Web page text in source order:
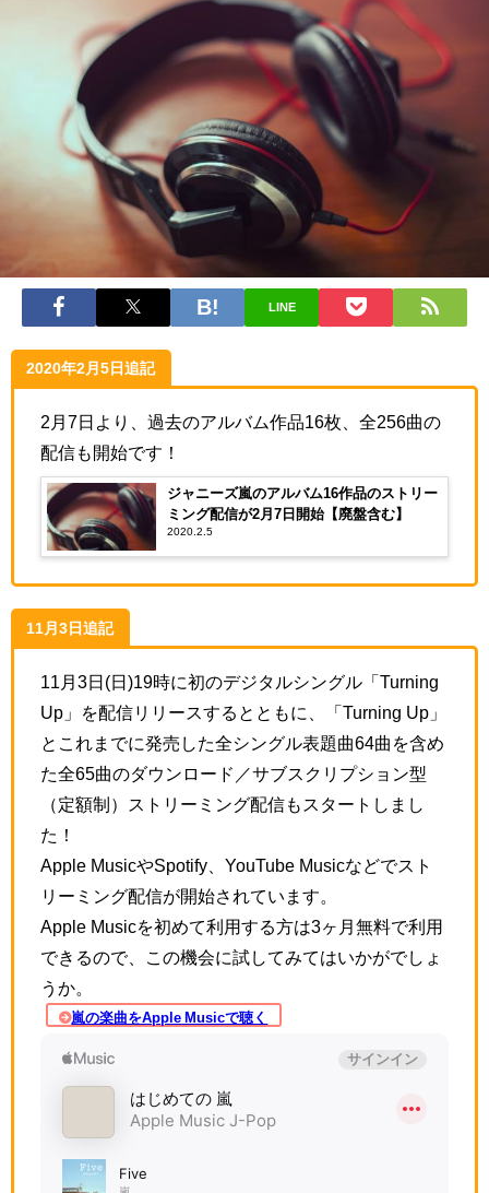
LINE
2020年2月5日追記
2月7日より、過去のアルバム作品16枚、全256曲の
配信も開始です！
ジャニーズ嵐のアルバム16作品のストリー
ミング配信が2月7日開始【廃盤含む】
2020.2.5
11月3日追記
11月3日(日)19時に初のデジタルシングル「Turning
Up」を配信リリースするとともに、「Turning Up」
とこれまでに発売した全シングル表題曲64曲を含め
た全65曲のダウンロード／サブスクリプション型
（定額制）ストリーミング配信もスタートしまし
た！
Apple MusicやSpotify、YouTube Musicなどでスト
リーミング配信が開始されています。
Apple Musicを初めて利用する方は3ヶ月無料で利用
できるので、この機会に試してみてはいかがでしょ
うか。
嵐の楽曲をApple Musicで聴く